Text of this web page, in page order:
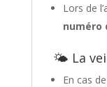
Lors de
numéro
🌤 La
En cas